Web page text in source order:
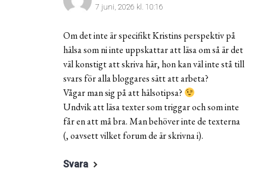
7 juni, 2026 kl. 10:16
Om det inte är specifikt Kristins perspektiv på
hälsa som ni inte uppskattar att läsa om så är det
väl konstigt att skriva här, hon kan väl inte stå till
svars för alla bloggares sätt att arbeta?
Vågar man sig på att hälsotipsa?
Undvik att läsa texter som triggar och som inte
får en att må bra. Man behöver inte de texterna
(, oavsett vilket forum de är skrivna i).
Svara